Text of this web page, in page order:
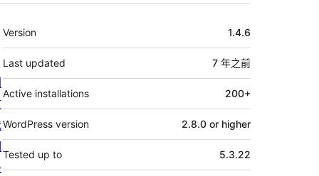
其
它
Version 1.4.6
Last updated 7 年之前
Active installations 200+
WordPress version 2.8.0 or higher
Tested up to 5.3.22